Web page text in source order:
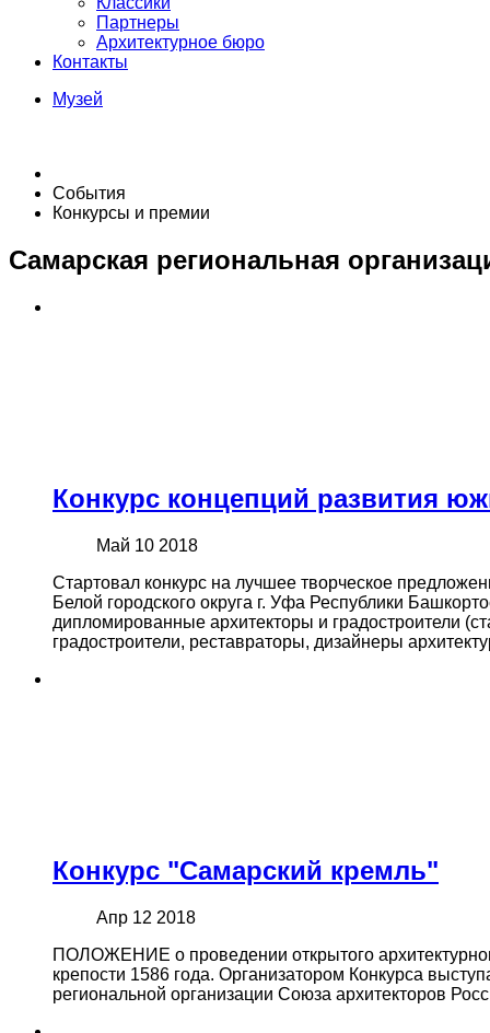
Партнеры
Архитектурное бюро
Контакты
Музей
События
Конкурсы и премии
Самарская региональная
Конкурс концепций развития
Май 10 2018
Стартовал конкурс на лучшее творческое
Белой городского округа г. Уфа Республики
дипломированные архитекторы и градостроители
градостроители, реставраторы, дизайнеры
Конкурс "Самарский кремль"
Апр 12 2018
ПОЛОЖЕНИЕ о проведении открытого
крепости 1586 года. Организатором Конкурса
региональной организации Союза архитекторов